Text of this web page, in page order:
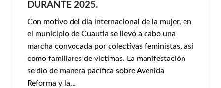
DURANTE 2025.
Con motivo del día internacional de la mujer, en
el municipio de Cuautla se llevó a cabo una
marcha convocada por colectivas feministas, así
como familiares de víctimas. La manifestación
se dio de manera pacífica sobre Avenida
Reforma y la…